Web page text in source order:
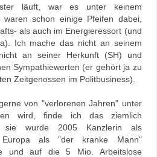
läuft, war es unter keinem
schon einige Pfeifen dabei,
als auch im Energieressort (und
Ich mache das nicht an seinem
an seiner Herkunft (SH) und
Sympathiewerten (er gehört ja zu
Zeitgenossen im Politbusiness).
von "verlorenen Jahren" unter
wird, finde ich das ziemlich
sie wurde 2005 Kanzlerin als
als "der kranke Mann"
und auf die 5 Mio. Arbeitslose